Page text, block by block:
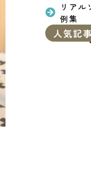
リアル
例集
人気記事